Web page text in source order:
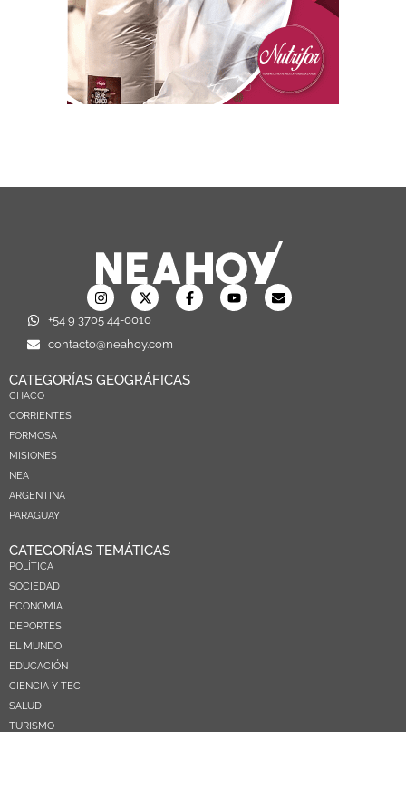
+54 9 3705 44-0010
contacto@neahoy.com
CATEGORÍAS GEOGRÁFICAS
CHACO
CORRIENTES
FORMOSA
MISIONES
NEA
ARGENTINA
PARAGUAY
CATEGORÍAS TEMÁTICAS
POLÍTICA
SOCIEDAD
ECONOMIA
DEPORTES
EL MUNDO
EDUCACIÓN
CIENCIA Y TEC
SALUD
TURISMO